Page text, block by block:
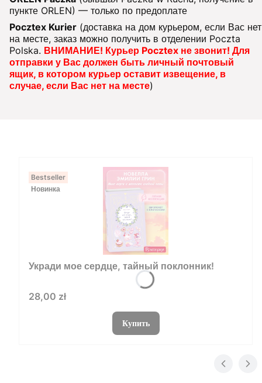
пункте ORLEN) — только по предоплате
Pocztex Kurier (доставка на дом курьером, если Вас нет
на месте, заказ можно получить в отделении Poczta
Polska. ВНИМАНИЕ! Курьер Pocztex не звонит! Для
отправки у Вас должен быть личный почтовый
ящик, в котором курьер оставит извещение, в
случае, если Вас нет на месте)
Bestseller
Новинка
Укради мое сердце, тайный поклонник!
Цена
28,00 zł
Купить